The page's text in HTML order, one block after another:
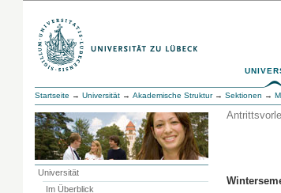
Startseite → Universität → Akademische Struktur→ Sektionen →
Universität
Im Überblick